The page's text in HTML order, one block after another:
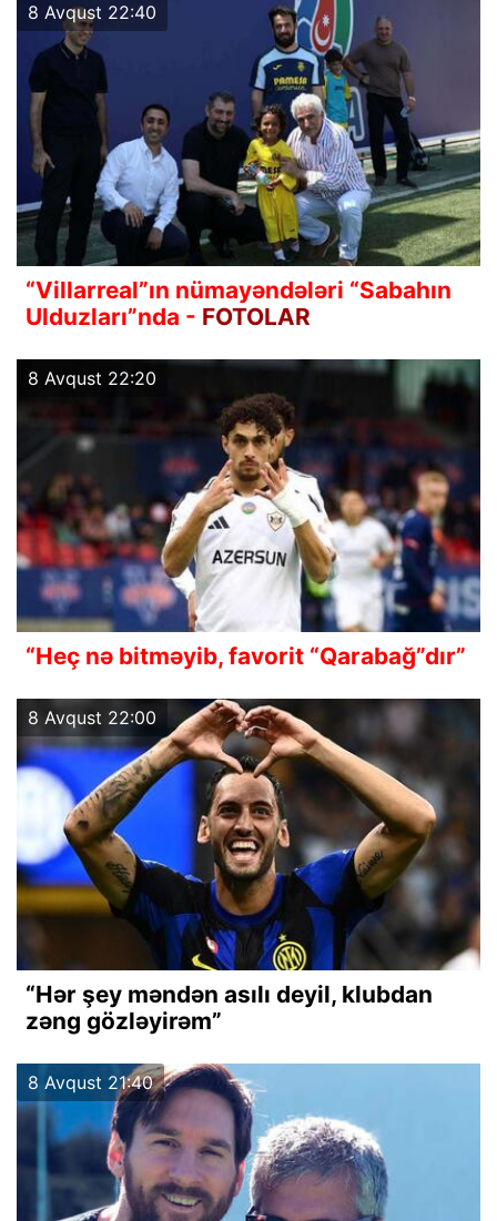
8 Avqust 22:40
“Villarreal”ın nümayəndələri “Sabahın
Ulduzları”nda - FOTOLAR
8 Avqust 22:20
“Heç nə bitməyib, favorit “Qarabağ”dır”
8 Avqust 22:00
“Hər şey məndən asılı deyil, klubdan
zəng gözləyirəm”
8 Avqust 21:40